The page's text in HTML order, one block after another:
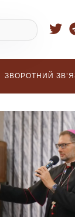
ЗВОРОТНИЙ